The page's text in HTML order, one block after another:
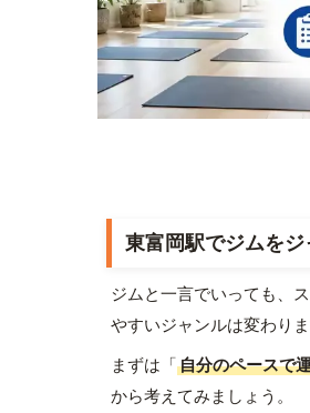
東富岡駅でジムを
ジムと一言でいっても、
やすいジャンルは変わりま
まずは「自分のペースで
から考えてみましょう。